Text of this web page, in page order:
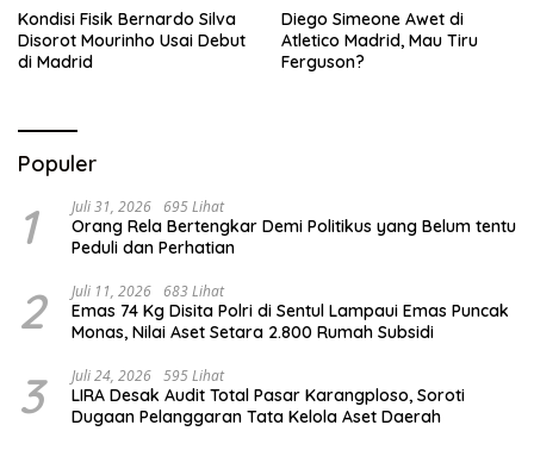
Kondisi Fisik Bernardo Silva
Disorot Mourinho Usai Debut
di Madrid
Diego Simeone Awet di
Atletico Madrid, Mau Tiru
Ferguson?
Populer
1 Juli 31, 2026 695 Lihat
Orang Rela Bertengkar Demi Politikus yang Belum tentu
Peduli dan Perhatian
2 Juli 11, 2026 683 Lihat
Emas 74 Kg Disita Polri di Sentul Lampaui Emas Puncak
Monas, Nilai Aset Setara 2.800 Rumah Subsidi
3 Juli 24, 2026 595 Lihat
LIRA Desak Audit Total Pasar Karangploso, Soroti
Dugaan Pelanggaran Tata Kelola Aset Daerah